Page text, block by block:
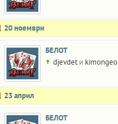
20 ноември
БЕЛОТ
djevdetи
23 април
БЕЛОТ